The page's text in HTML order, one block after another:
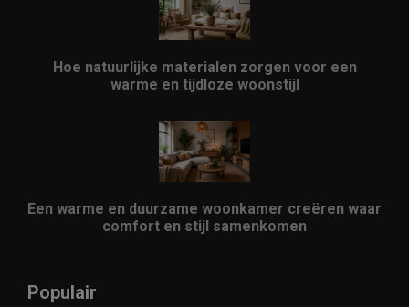
Hoe natuurlijke materialen zorgen voor een
warme en tijdloze woonstijl
Een warme en duurzame woonkamer creëren waar
comfort en stijl samenkomen
Populair